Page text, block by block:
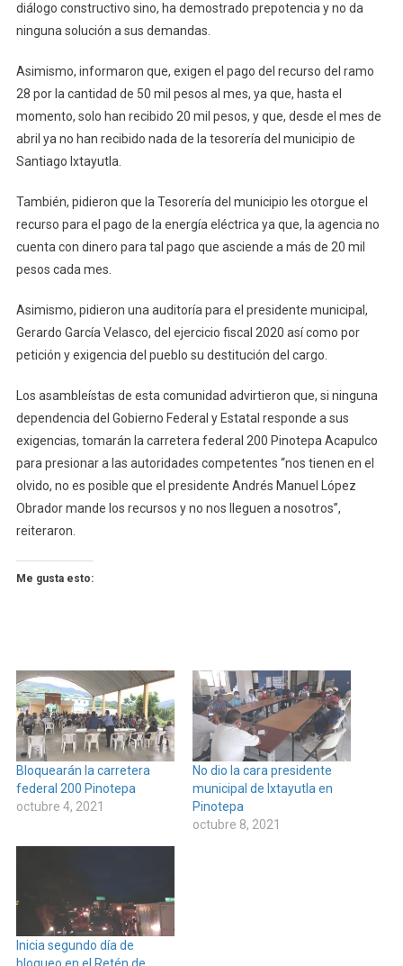
diálogo constructivo sino, ha demostrado prepotencia y no da
ninguna solución a sus demandas.
Asimismo, informaron que, exigen el pago del recurso del ramo
28 por la cantidad de 50 mil pesos al mes, ya que, hasta el
momento, solo han recibido 20 mil pesos, y que, desde el mes de
abril ya no han recibido nada de la tesorería del municipio de
Santiago Ixtayutla.
También, pidieron que la Tesorería del municipio les otorgue el
recurso para el pago de la energía eléctrica ya que, la agencia no
cuenta con dinero para tal pago que asciende a más de 20 mil
pesos cada mes.
Asimismo, pidieron una auditoría para el presidente municipal,
Gerardo García Velasco, del ejercicio fiscal 2020 así como por
petición y exigencia del pueblo su destitución del cargo.
Los asambleístas de esta comunidad advirtieron que, si ninguna
dependencia del Gobierno Federal y Estatal responde a sus
exigencias, tomarán la carretera federal 200 Pinotepa Acapulco
para presionar a las autoridades competentes “nos tienen en el
olvido, no es posible que el presidente Andrés Manuel López
Obrador mande los recursos y no nos lleguen a nosotros”,
reiteraron.
Me gusta esto:
Bloquearán la carretera
federal 200 Pinotepa
octubre 4, 2021
No dio la cara presidente
municipal de Ixtayutla en
Pinotepa
octubre 8, 2021
Inicia segundo día de